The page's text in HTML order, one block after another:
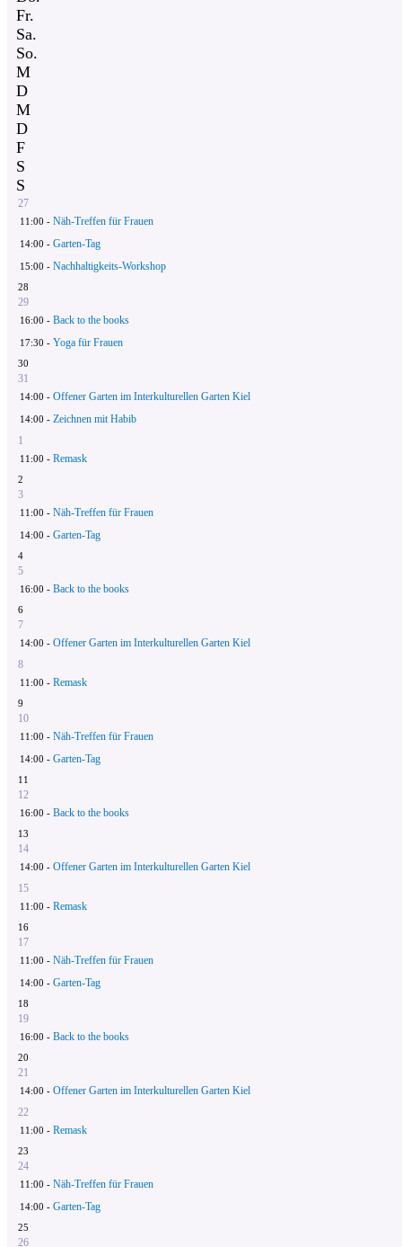
Fr.
Sa.
So.
M
D
M
D
F
S
S
27
11:00 - Näh-Treffen für Frauen
14:00 - Garten-Tag
15:00 - Nachhaltigkeits-Workshop
28
29
16:00 - Back to the books
17:30 - Yoga für Frauen
30
31
14:00 - Offener Garten im Interkulturellen Garten Kiel
14:00 - Zeichnen mit Habib
1
11:00 - Remask
2
3
11:00 - Näh-Treffen für Frauen
14:00 - Garten-Tag
4
5
16:00 - Back to the books
6
7
14:00 - Offener Garten im Interkulturellen Garten Kiel
8
11:00 - Remask
9
10
11:00 - Näh-Treffen für Frauen
14:00 - Garten-Tag
11
12
16:00 - Back to the books
13
14
14:00 - Offener Garten im Interkulturellen Garten Kiel
15
11:00 - Remask
16
17
11:00 - Näh-Treffen für Frauen
14:00 - Garten-Tag
18
19
16:00 - Back to the books
20
21
14:00 - Offener Garten im Interkulturellen Garten Kiel
22
11:00 - Remask
23
24
11:00 - Näh-Treffen für Frauen
14:00 - Garten-Tag
25
26